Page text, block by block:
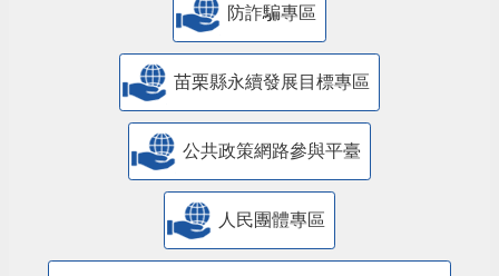
防詐騙專區
苗栗縣永續發展目標專區
公共政策網路參與平臺
人民團體專區